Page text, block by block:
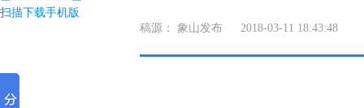
扫描下载手机版
稿源： 象山发布 2018-03-11 18:43:48